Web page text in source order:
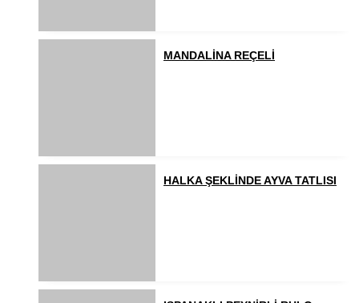
MANDALİNA REÇELİ
HALKA ŞEKLİNDE AYVA TATLISI